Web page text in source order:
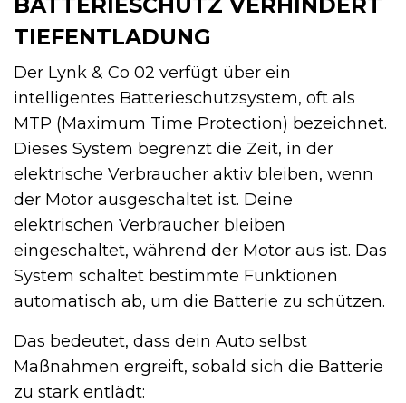
TIEFENTLADUNG
Der Lynk & Co 02 verfügt über ein
intelligentes Batterieschutzsystem, oft als
MTP (Maximum Time Protection) bezeichnet.
Dieses System begrenzt die Zeit, in der
elektrische Verbraucher aktiv bleiben, wenn
der Motor ausgeschaltet ist. Deine
elektrischen Verbraucher bleiben
eingeschaltet, während der Motor aus ist. Das
System schaltet bestimmte Funktionen
automatisch ab, um die Batterie zu schützen.
Das bedeutet, dass dein Auto selbst
Maßnahmen ergreift, sobald sich die Batterie
zu stark entlädt: